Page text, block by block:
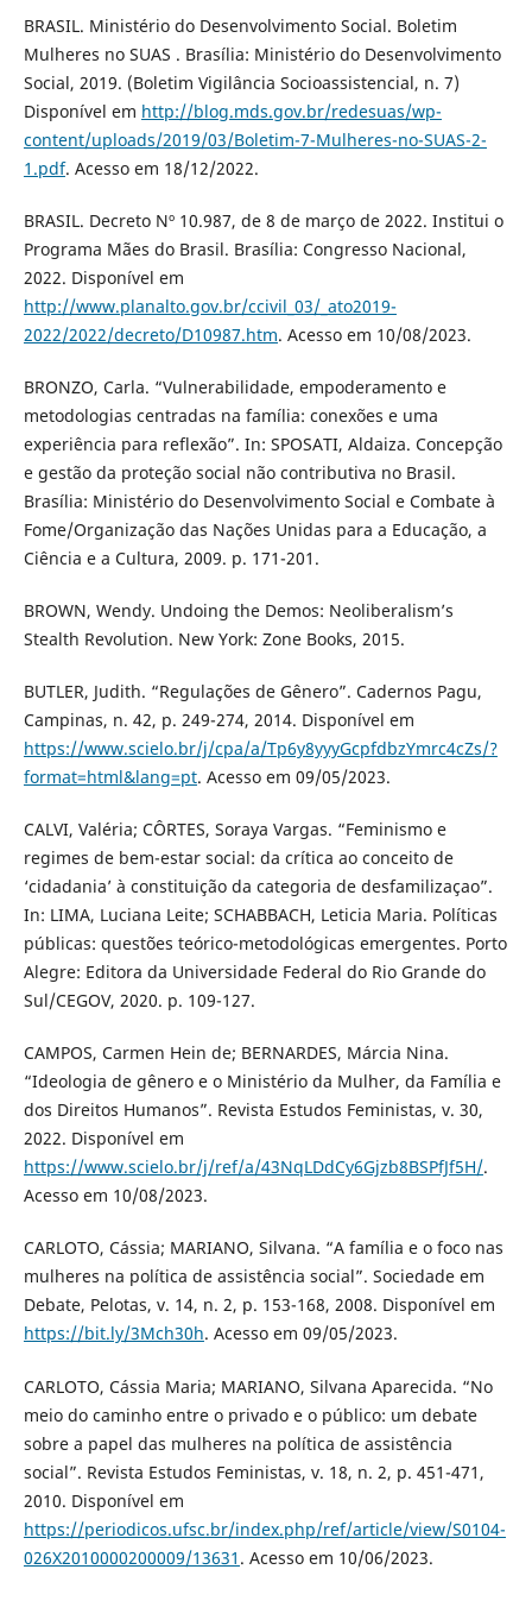
BRASIL. Ministério do Desenvolvimento Social. Boletim
Mulheres no SUAS . Brasília: Ministério do Desenvolvimento
Social, 2019. (Boletim Vigilância Socioassistencial, n. 7)
Disponível em http://blog.mds.gov.br/redesuas/wp-
content/uploads/2019/03/Boletim-7-Mulheres-no-SUAS-2-
1.pdf. Acesso em 18/12/2022.
BRASIL. Decreto Nº 10.987, de 8 de março de 2022. Institui o
Programa Mães do Brasil. Brasília: Congresso Nacional,
2022. Disponível em
http://www.planalto.gov.br/ccivil_03/_ato2019-
2022/2022/decreto/D10987.htm. Acesso em 10/08/2023.
BRONZO, Carla. “Vulnerabilidade, empoderamento e
metodologias centradas na família: conexões e uma
experiência para reflexão”. In: SPOSATI, Aldaiza. Concepção
e gestão da proteção social não contributiva no Brasil.
Brasília: Ministério do Desenvolvimento Social e Combate à
Fome/Organização das Nações Unidas para a Educação, a
Ciência e a Cultura, 2009. p. 171-201.
BROWN, Wendy. Undoing the Demos: Neoliberalism’s
Stealth Revolution. New York: Zone Books, 2015.
BUTLER, Judith. “Regulações de Gênero”. Cadernos Pagu,
Campinas, n. 42, p. 249-274, 2014. Disponível em
https://www.scielo.br/j/cpa/a/Tp6y8yyyGcpfdbzYmrc4cZs/?
format=html&lang=pt. Acesso em 09/05/2023.
CALVI, Valéria; CÔRTES, Soraya Vargas. “Feminismo e
regimes de bem-estar social: da crítica ao conceito de
‘cidadania’ à constituição da categoria de desfamilizaçao”.
In: LIMA, Luciana Leite; SCHABBACH, Leticia Maria. Políticas
públicas: questões teórico-metodológicas emergentes. Porto
Alegre: Editora da Universidade Federal do Rio Grande do
Sul/CEGOV, 2020. p. 109-127.
CAMPOS, Carmen Hein de; BERNARDES, Márcia Nina.
“Ideologia de gênero e o Ministério da Mulher, da Família e
dos Direitos Humanos”. Revista Estudos Feministas, v. 30,
2022. Disponível em
https://www.scielo.br/j/ref/a/43NqLDdCy6Gjzb8BSPfJf5H/.
Acesso em 10/08/2023.
CARLOTO, Cássia; MARIANO, Silvana. “A família e o foco nas
mulheres na política de assistência social”. Sociedade em
Debate, Pelotas, v. 14, n. 2, p. 153-168, 2008. Disponível em
https://bit.ly/3Mch30h. Acesso em 09/05/2023.
CARLOTO, Cássia Maria; MARIANO, Silvana Aparecida. “No
meio do caminho entre o privado e o público: um debate
sobre a papel das mulheres na política de assistência
social”. Revista Estudos Feministas, v. 18, n. 2, p. 451-471,
2010. Disponível em
https://periodicos.ufsc.br/index.php/ref/article/view/S0104-
026X2010000200009/13631 . Acesso em 10/06/2023.